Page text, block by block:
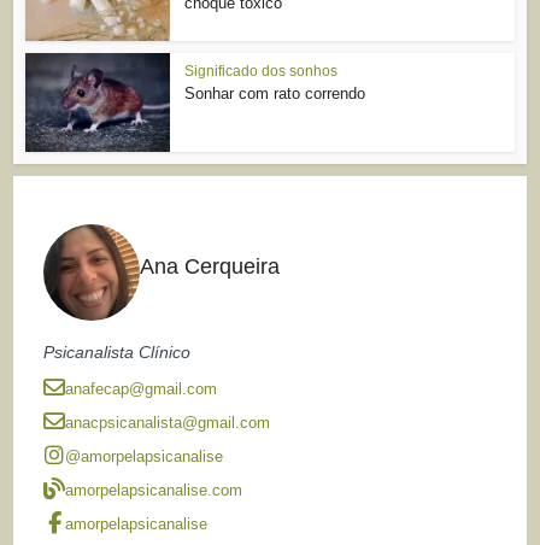
Significado dos sonhos
Sonhar com rato correndo
Ana Cerqueira
Psicanalista Clínico
anafecap@gmail.com
anacpsicanalista@gmail.com
@amorpelapsicanalise
amorpelapsicanalise.com
amorpelapsicanalise